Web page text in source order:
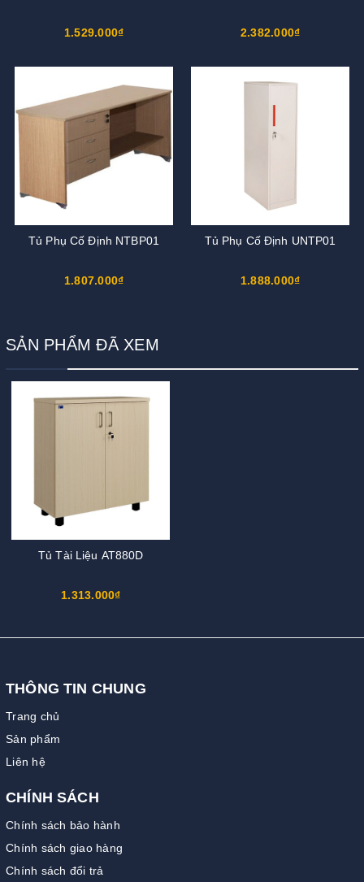
1.529.000₫ 2.382.000₫
Tủ Phụ Cố Định NTBP01
1.807.000₫
Tủ Phụ Cố Định UNTP01
1.888.000₫
SẢN PHẨM ĐÃ XEM
Tủ Tài Liệu AT880D
1.313.000₫
THÔNG TIN CHUNG
Trang chủ
Sản phẩm
Liên hệ
CHÍNH SÁCH
Chính sách bảo hành
Chính sách giao hàng
Chính sách đổi trả